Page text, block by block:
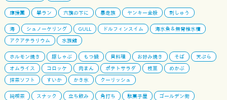
應援團 學ラン 六旗の下に 暴走族 ヤンキー全般 刺しゅう
海 シュノーケリング GULL ドルフィンスイム
海水魚＆無脊椎水槽
アクアテラリウム
水族館
ホルモン焼き 豚しゃぶ もつ鍋 貝料理 お好み焼き そば
天ぷら
オムライス
コロッケ 肉まん ポテトサラダ 枝豆
めかぶ
抹茶ソフト
すいか かき氷 クーリッシュ
純喫茶 スナック 立ち飲み 角打ち 駄菓子屋
ゴールデン街